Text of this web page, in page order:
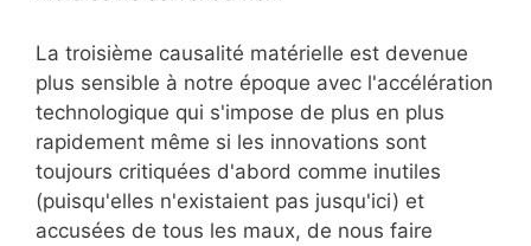
La troisième causalité matérielle est devenue
plus sensible à notre époque avec l'accélération
technologique qui s'impose de plus en plus
rapidement même si les innovations sont
toujours critiquées d'abord comme inutiles
(puisqu'elles n'existaient pas jusqu'ici) et
accusées de tous les maux, de nous faire